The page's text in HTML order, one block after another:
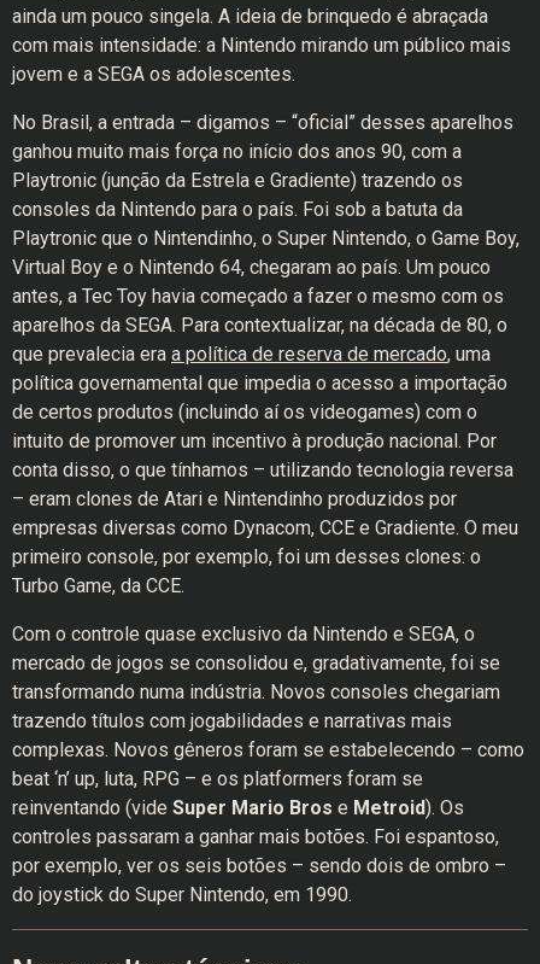
ainda um pouco singela. A ideia de brinquedo é abraçada
com mais intensidade: a Nintendo mirando um público mais
jovem e a SEGA os adolescentes.
No Brasil, a entrada – digamos – “oficial” desses aparelhos
ganhou muito mais força no início dos anos 90, com a
Playtronic (junção da Estrela e Gradiente) trazendo os
consoles da Nintendo para o país. Foi sob a batuta da
Playtronic que o Nintendinho, o Super Nintendo, o Game Boy,
Virtual Boy e o Nintendo 64, chegaram ao país. Um pouco
antes, a Tec Toy havia começado a fazer o mesmo com os
aparelhos da SEGA. Para contextualizar, na década de 80, o
que prevalecia era a política de reserva de mercado, uma
política governamental que impedia o acesso a importação
de certos produtos (incluindo aí os videogames) com o
intuito de promover um incentivo à produção nacional. Por
conta disso, o que tínhamos – utilizando tecnologia reversa
– eram clones de Atari e Nintendinho produzidos por
empresas diversas como Dynacom, CCE e Gradiente. O meu
primeiro console, por exemplo, foi um desses clones: o
Turbo Game, da CCE.
Com o controle quase exclusivo da Nintendo e SEGA, o
mercado de jogos se consolidou e, gradativamente, foi se
transformando numa indústria. Novos consoles chegariam
trazendo títulos com jogabilidades e narrativas mais
complexas. Novos gêneros foram se estabelecendo – como
beat ‘n’ up, luta, RPG – e os platformers foram se
reinventando (vide Super Mario Bros e Metroid). Os
controles passaram a ganhar mais botões. Foi espantoso,
por exemplo, ver os seis botões – sendo dois de ombro –
do joystick do Super Nintendo, em 1990.